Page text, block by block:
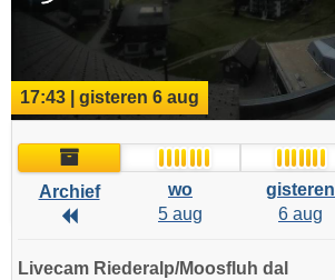
17:43 | gisteren 6 aug
Archief
Archief
Archief
wo
5 aug
gisteren
6 aug
Livecam Riederalp/Moosfluh dal